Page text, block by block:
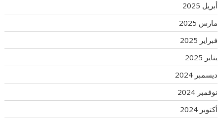
أبريل 2025
مارس 2025
فبراير 2025
يناير 2025
ديسمبر 2024
نوفمبر 2024
أكتوبر 2024